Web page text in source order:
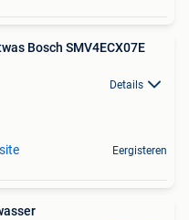
Bosch SMV4ECX07E
Details
Eergisteren